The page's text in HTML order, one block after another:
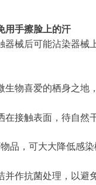
用手擦脸上的汗
器械后可能沾染器械
物喜爱的栖身之地
接触表面，待自然
品，可大大降低感染
作抗菌处理，以避